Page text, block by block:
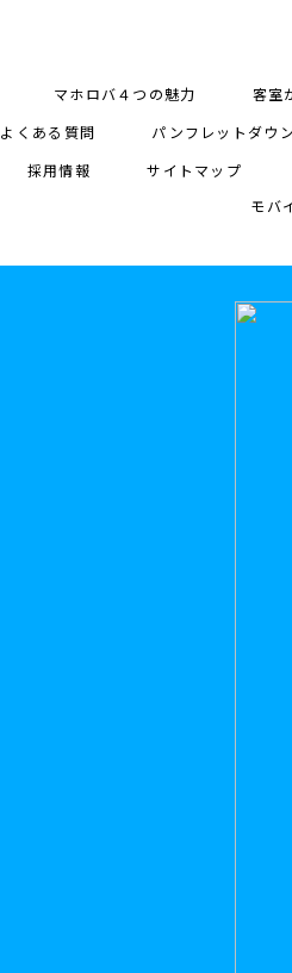
マホロバ４つの魅力 客室
よくある質問 パンフレットダウ
採用情報
サイトマップ
モバ